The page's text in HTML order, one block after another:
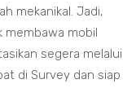
mekanikal. Jadi,
membawa mobil
segera melalui
di Survey dan siap